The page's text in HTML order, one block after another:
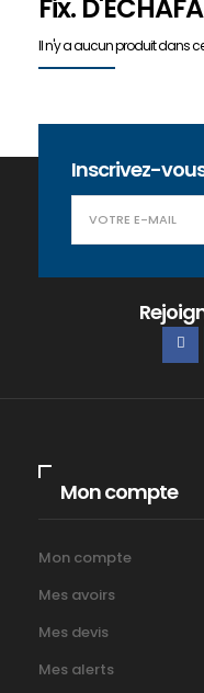
Fix.
Il n'y a aucun produit dans
Inscrivez-
Mon compte
Mon compte
Mes avoirs
Mes devis
Mes alerts